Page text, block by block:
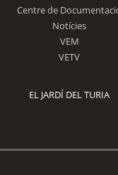
Centre de
Notícies
VEM
VETV
EL JARDÍ DEL TURIA